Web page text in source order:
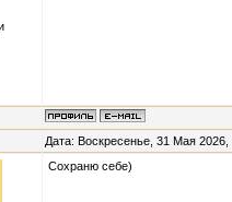
Дата: Воскресенье, 31 Мая
Сохраню себе)